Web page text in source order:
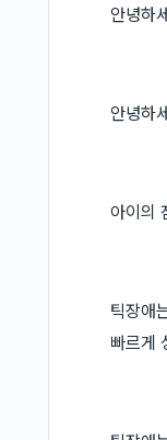
안녕하
안녕하
아이의
틱장애
빠르게